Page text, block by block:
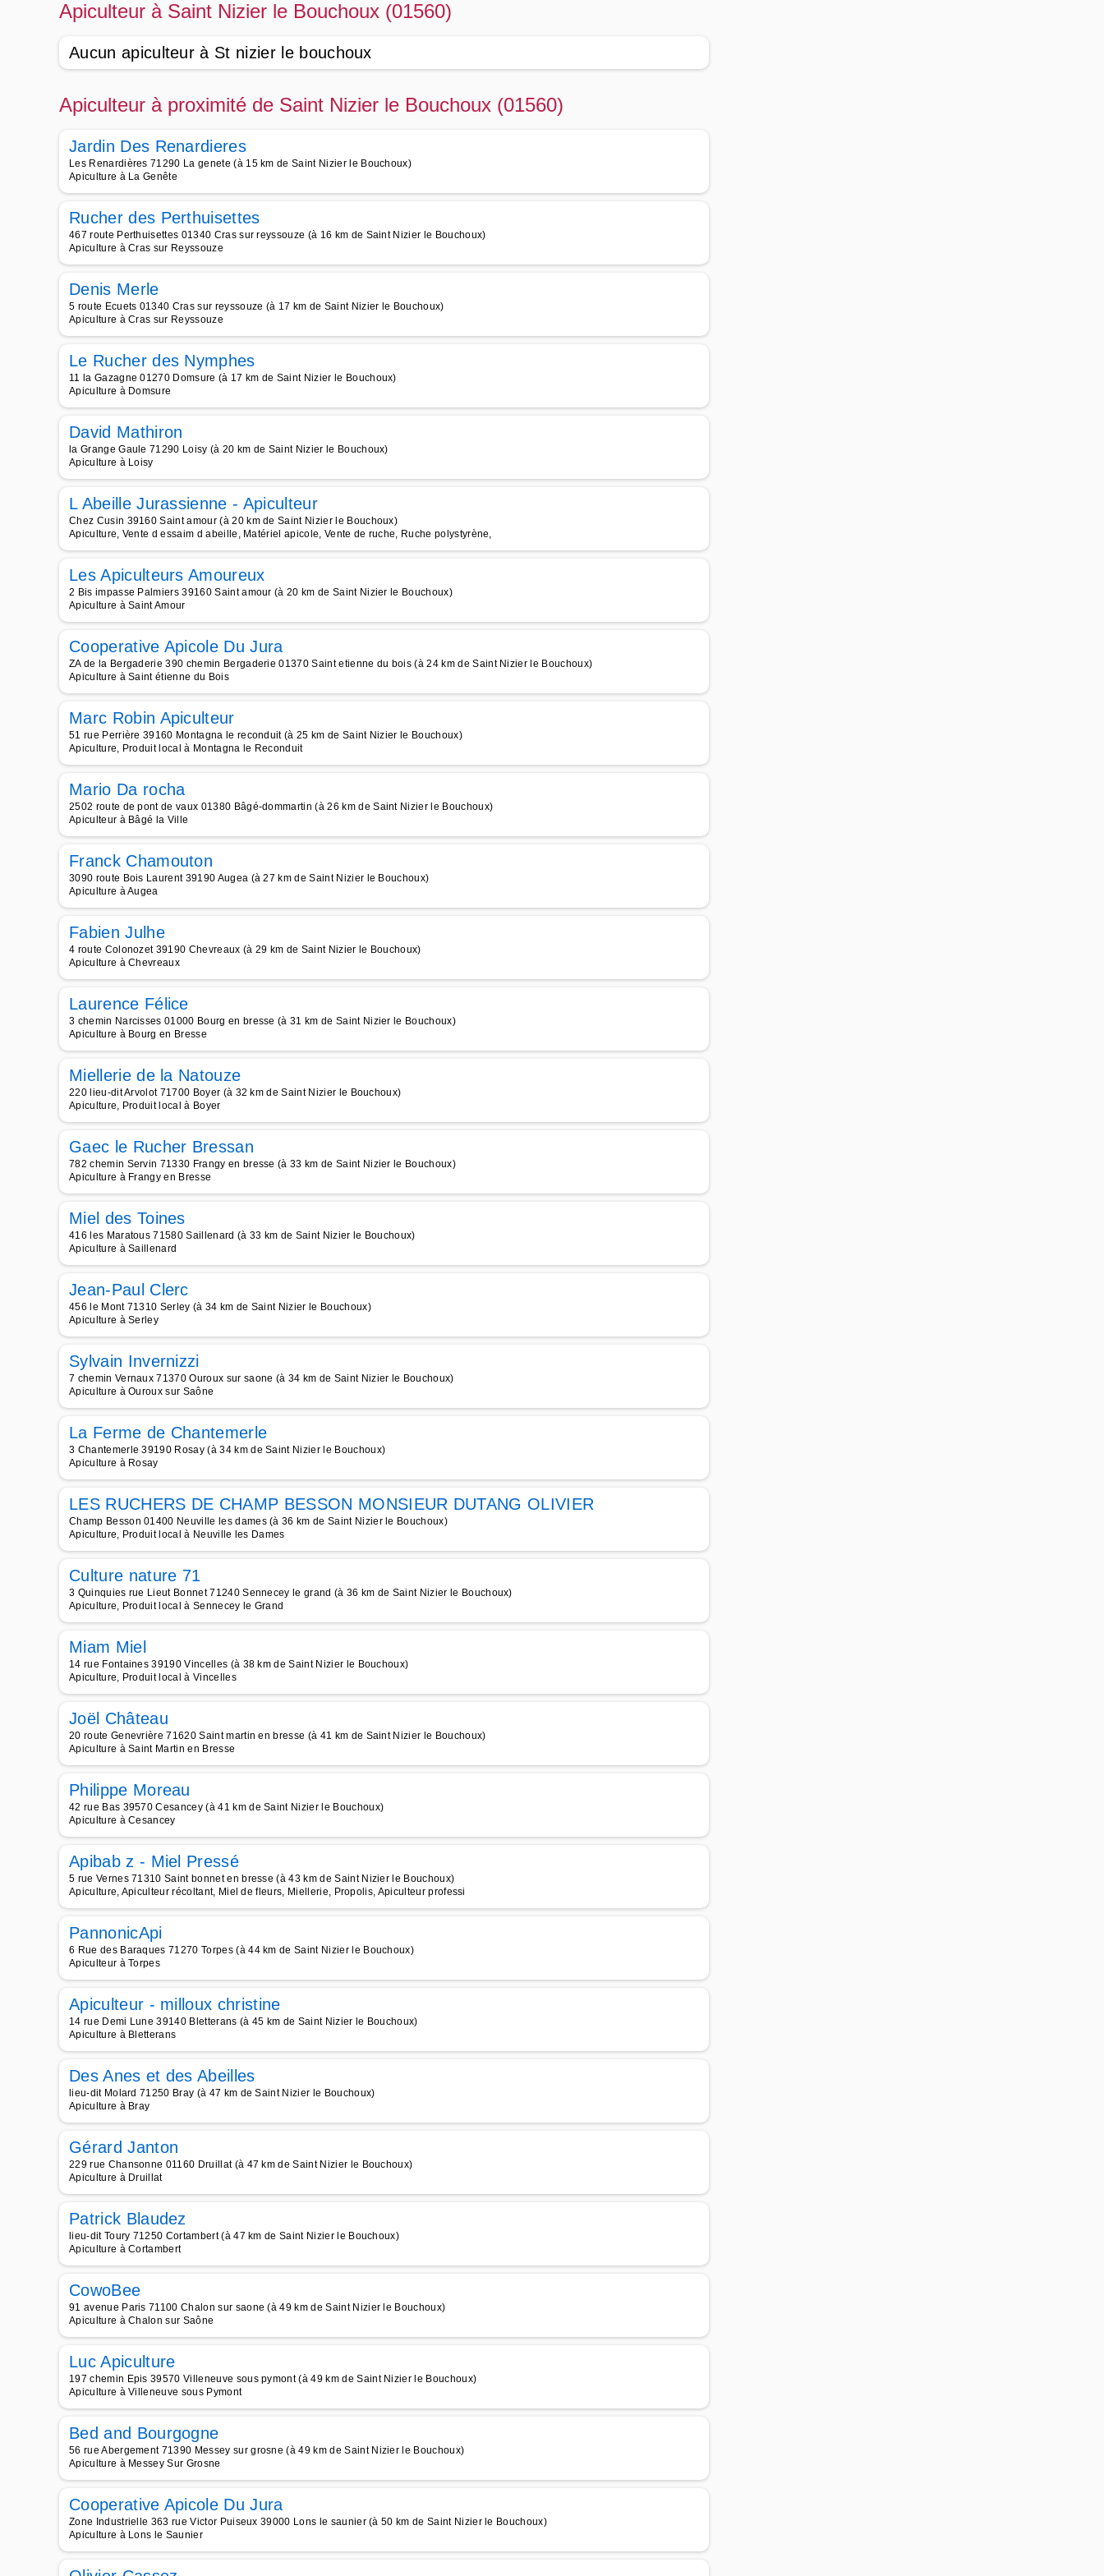
Apiculteur à Saint Nizier le Bouchoux (01560)
Aucun apiculteur à St nizier le bouchoux
Apiculteur à proximité de Saint Nizier le Bouchoux (01560)
Jardin Des Renardieres
Les Renardières 71290 La genete (à 15 km de Saint Nizier le Bouchoux)
Apiculture à La Genête
Rucher des Perthuisettes
467 route Perthuisettes 01340 Cras sur reyssouze (à 16 km de Saint Nizier le Bouchoux)
Apiculture à Cras sur Reyssouze
Denis Merle
5 route Ecuets 01340 Cras sur reyssouze (à 17 km de Saint Nizier le Bouchoux)
Apiculture à Cras sur Reyssouze
Le Rucher des Nymphes
11 la Gazagne 01270 Domsure (à 17 km de Saint Nizier le Bouchoux)
Apiculture à Domsure
David Mathiron
la Grange Gaule 71290 Loisy (à 20 km de Saint Nizier le Bouchoux)
Apiculture à Loisy
L Abeille Jurassienne - Apiculteur
Chez Cusin 39160 Saint amour (à 20 km de Saint Nizier le Bouchoux)
Apiculture, Vente d essaim d abeille, Matériel apicole, Vente de ruche, Ruche polystyrène,
Les Apiculteurs Amoureux
2 Bis impasse Palmiers 39160 Saint amour (à 20 km de Saint Nizier le Bouchoux)
Apiculture à Saint Amour
Cooperative Apicole Du Jura
ZA de la Bergaderie 390 chemin Bergaderie 01370 Saint etienne du bois (à 24 km de Saint Nizier le Bouchoux)
Apiculture à Saint étienne du Bois
Marc Robin Apiculteur
51 rue Perrière 39160 Montagna le reconduit (à 25 km de Saint Nizier le Bouchoux)
Apiculture, Produit local à Montagna le Reconduit
Mario Da rocha
2502 route de pont de vaux 01380 Bâgé-dommartin (à 26 km de Saint Nizier le Bouchoux)
Apiculteur à Bâgé la Ville
Franck Chamouton
3090 route Bois Laurent 39190 Augea (à 27 km de Saint Nizier le Bouchoux)
Apiculture à Augea
Fabien Julhe
4 route Colonozet 39190 Chevreaux (à 29 km de Saint Nizier le Bouchoux)
Apiculture à Chevreaux
Laurence Félice
3 chemin Narcisses 01000 Bourg en bresse (à 31 km de Saint Nizier le Bouchoux)
Apiculture à Bourg en Bresse
Miellerie de la Natouze
220 lieu-dit Arvolot 71700 Boyer (à 32 km de Saint Nizier le Bouchoux)
Apiculture, Produit local à Boyer
Gaec le Rucher Bressan
782 chemin Servin 71330 Frangy en bresse (à 33 km de Saint Nizier le Bouchoux)
Apiculture à Frangy en Bresse
Miel des Toines
416 les Maratous 71580 Saillenard (à 33 km de Saint Nizier le Bouchoux)
Apiculture à Saillenard
Jean-Paul Clerc
456 le Mont 71310 Serley (à 34 km de Saint Nizier le Bouchoux)
Apiculture à Serley
Sylvain Invernizzi
7 chemin Vernaux 71370 Ouroux sur saone (à 34 km de Saint Nizier le Bouchoux)
Apiculture à Ouroux sur Saône
La Ferme de Chantemerle
3 Chantemerle 39190 Rosay (à 34 km de Saint Nizier le Bouchoux)
Apiculture à Rosay
LES RUCHERS DE CHAMP BESSON MONSIEUR DUTANG OLIVIER
Champ Besson 01400 Neuville les dames (à 36 km de Saint Nizier le Bouchoux)
Apiculture, Produit local à Neuville les Dames
Culture nature 71
3 Quinquies rue Lieut Bonnet 71240 Sennecey le grand (à 36 km de Saint Nizier le Bouchoux)
Apiculture, Produit local à Sennecey le Grand
Miam Miel
14 rue Fontaines 39190 Vincelles (à 38 km de Saint Nizier le Bouchoux)
Apiculture, Produit local à Vincelles
Joël Château
20 route Genevrière 71620 Saint martin en bresse (à 41 km de Saint Nizier le Bouchoux)
Apiculture à Saint Martin en Bresse
Philippe Moreau
42 rue Bas 39570 Cesancey (à 41 km de Saint Nizier le Bouchoux)
Apiculture à Cesancey
Apibab z - Miel Pressé
5 rue Vernes 71310 Saint bonnet en bresse (à 43 km de Saint Nizier le Bouchoux)
Apiculture, Apiculteur récoltant, Miel de fleurs, Miellerie, Propolis, Apiculteur professi
PannonicApi
6 Rue des Baraques 71270 Torpes (à 44 km de Saint Nizier le Bouchoux)
Apiculteur à Torpes
Apiculteur - milloux christine
14 rue Demi Lune 39140 Bletterans (à 45 km de Saint Nizier le Bouchoux)
Apiculture à Bletterans
Des Anes et des Abeilles
lieu-dit Molard 71250 Bray (à 47 km de Saint Nizier le Bouchoux)
Apiculture à Bray
Gérard Janton
229 rue Chansonne 01160 Druillat (à 47 km de Saint Nizier le Bouchoux)
Apiculture à Druillat
Patrick Blaudez
lieu-dit Toury 71250 Cortambert (à 47 km de Saint Nizier le Bouchoux)
Apiculture à Cortambert
CowoBee
91 avenue Paris 71100 Chalon sur saone (à 49 km de Saint Nizier le Bouchoux)
Apiculture à Chalon sur Saône
Luc Apiculture
197 chemin Epis 39570 Villeneuve sous pymont (à 49 km de Saint Nizier le Bouchoux)
Apiculture à Villeneuve sous Pymont
Bed and Bourgogne
56 rue Abergement 71390 Messey sur grosne (à 49 km de Saint Nizier le Bouchoux)
Apiculture à Messey Sur Grosne
Cooperative Apicole Du Jura
Zone Industrielle 363 rue Victor Puiseux 39000 Lons le saunier (à 50 km de Saint Nizier le Bouchoux)
Apiculture à Lons le Saunier